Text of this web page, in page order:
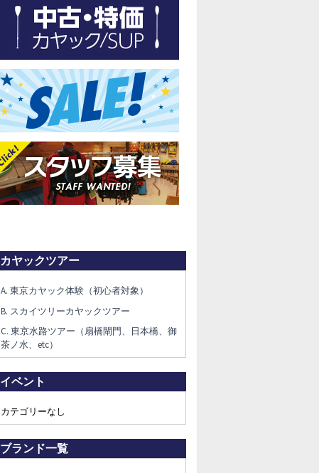
カヤックツアー
A. 東京カヤック体験（初心者対象）
B. スカイツリーカヤックツアー
C. 東京水路ツアー（扇橋閘門、日本橋、御
茶ノ水、etc）
イベント
カテゴリーなし
ブランド一覧